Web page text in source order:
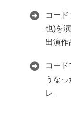
コード
也)を
出演作
コー
うな
レ！